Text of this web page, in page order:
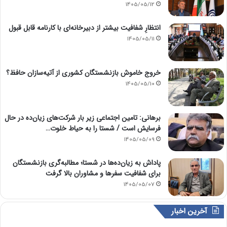
1405/05/12
انتظارِ شفافیت بیشتر از دبیرخانه‌ای با کارنامه قابل قبول
1405/05/11
خروج خاموش بازنشستگان کشوری از آتیه‌سازان حافظ؟
1405/05/10
برهانی: تامین اجتماعی زیر بار شرکت‌های زیان‌ده در حال
فرسایش است / شستا را به حیاط خلوت…
1405/05/09
پاداش به زیان‌ده‌ها در شستا؛ مطالبه‌گری بازنشستگان
برای شفافیت سفرها و مشاوران بالا گرفت
1405/05/07
آخرین اخبار